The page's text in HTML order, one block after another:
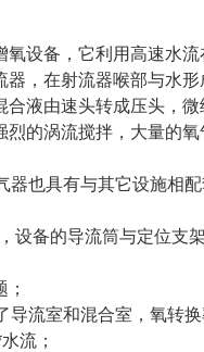
设备，它利用高速水流
，在射流器喉部与水
合液由速头转成压头，
烈的涡流搅拌，大量的
也具有与其它设施相
备的导流筒与定位支
流室和混合室，氧转换
流；